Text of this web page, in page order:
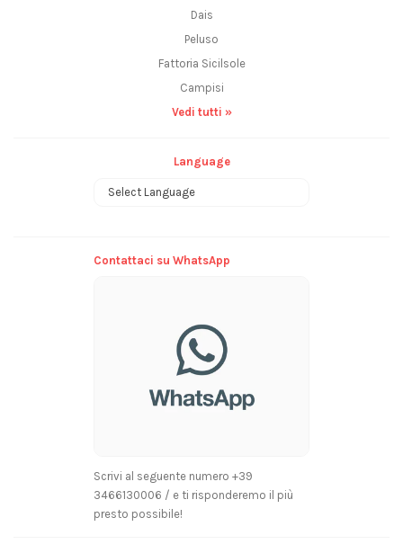
Dais
Peluso
Fattoria Sicilsole
Campisi
Vedi tutti »
Language
Contattaci su WhatsApp
Scrivi al seguente numero +39
3466130006 / e ti risponderemo il più
presto possibile!